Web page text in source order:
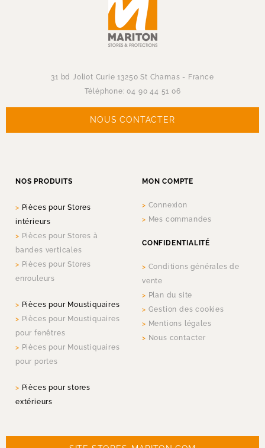
31 bd Joliot Curie 13250 St Chamas - France
Téléphone: 04 90 44 51 06
NOUS CONTACTER
NOS PRODUITS
Pièces pour Stores
intérieurs
Pièces pour Stores à
bandes verticales
Pièces pour Stores
enrouleurs
Pièces pour Moustiquaires
Pièces pour Moustiquaires
pour fenêtres
Pièces pour Moustiquaires
pour portes
Pièces pour stores
extérieurs
MON COMPTE
Connexion
Mes commandes
CONFIDENTIALITÉ
Conditions générales de
vente
Plan du site
Gestion des cookies
Mentions légales
Nous contacter